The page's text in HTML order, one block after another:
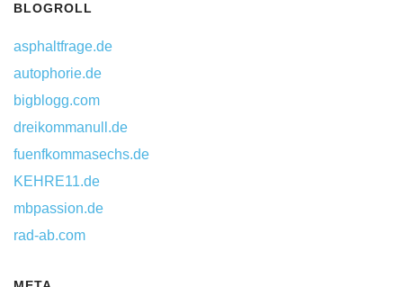
BLOGROLL
asphaltfrage.de
autophorie.de
bigblogg.com
dreikommanull.de
fuenfkommasechs.de
KEHRE11.de
mbpassion.de
rad-ab.com